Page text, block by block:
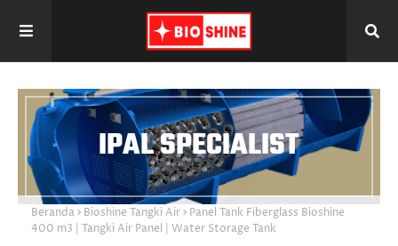
I
I
A
IPAL SPECIALIST
Beranda Bioshine Tangki Air
Panel Tank Fiberglass Bioshine
400 m3 | Tangki Air Panel | Water Storage Tank